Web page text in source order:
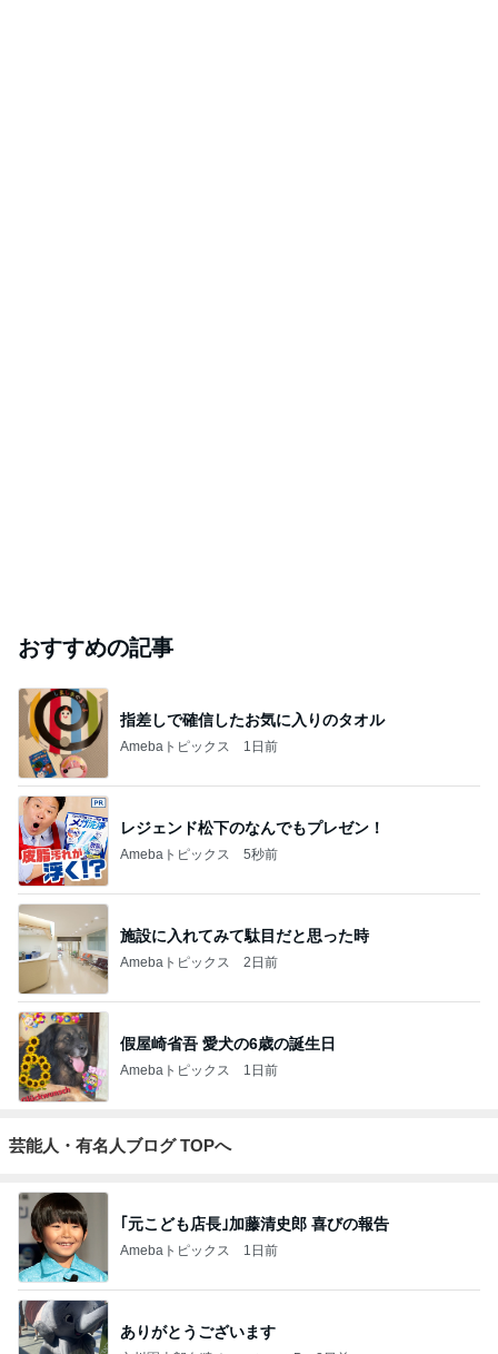
おすすめの記事
指差しで確信したお気に入りのタオル
Amebaトピックス 1日前
レジェンド松下のなんでもプレゼン！
Amebaトピックス 5秒前
施設に入れてみて駄目だと思った時
Amebaトピックス 2日前
假屋崎省吾 愛犬の6歳の誕生日
Amebaトピックス 1日前
芸能人・有名人ブログ TOPへ
｢元こども店長｣加藤清史郎 喜びの報告
Amebaトピックス 1日前
ありがとうございます